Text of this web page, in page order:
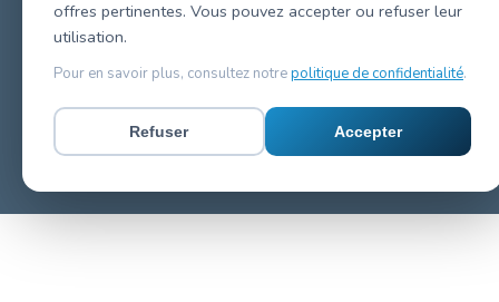
offres pertinentes. Vous pouvez accepter ou refuser leur
utilisation.
Pour en savoir plus, consultez notrepolitique de confidentialité.
Refuser Accepter